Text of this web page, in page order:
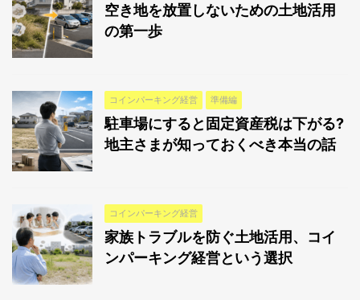
空き地を放置しないための土地活用
の第一歩
コインパーキング経営 準備編
駐車場にすると固定資産税は下がる?
地主さまが知っておくべき本当の話
コインパーキング経営
家族トラブルを防ぐ土地活用、コイ
ンパーキング経営という選択